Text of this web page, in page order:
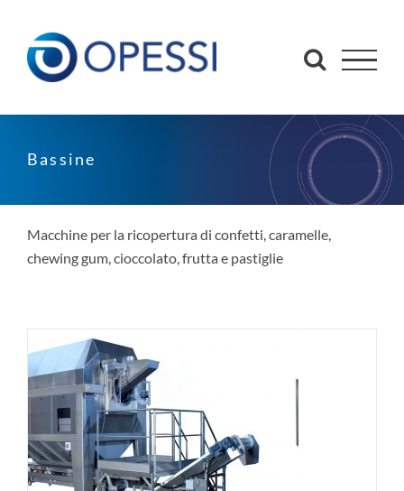
contenuto
Bassine
Macchine per la ricopertura di confetti, caramelle,
chewing gum, cioccolato, frutta e pastiglie
Dumoulin